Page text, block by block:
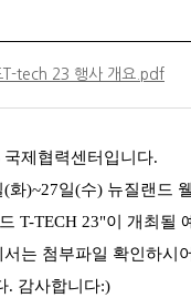
T-tech 23 행사 개요.pdf
국제협력센터입니다.
(화)~27일(수) 뉴질랜드
T-TECH 23"이 개최될
는 첨부파일 확인하시
. 감사합니다:)